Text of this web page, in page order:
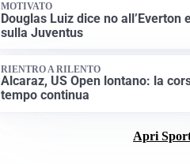
MOTIVATO
Douglas Luiz dice no all’Everton
sulla Juventus
RIENTRO A RILENTO
Alcaraz, US Open lontano: la
tempo continua
Apri